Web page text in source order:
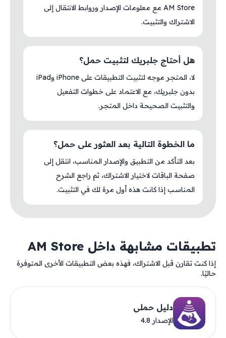
AM Store مع معلومات الإصدار وروابط الانتقال إلى
الاشتراك والتثبيت.
هل أحتاج جلبريك لتثبيت حمل؟
لا، المتجر موجه لتثبيت التطبيقات على iPhone وiPad
بدون جلبريك، مع الاعتماد على خطوات التفعيل
والتثبيت الصحيحة داخل المتجر.
ما الخطوة التالية بعد العثور على حمل؟
بعد التأكد من التطبيق والإصدار المناسب، انتقل إلى
صفحة الباقات لاختيار الاشتراك، ثم راجع الشرح
المناسب إذا كانت هذه أول مرة لك في التثبيت.
تطبيقات مشابهة داخل AM Store
إذا كنت تقارن قبل الاشتراك، فهذه بعض التطبيقات الأخرى المتوفرة
حاليًا.
دليل حملي
الإصدار 4.8